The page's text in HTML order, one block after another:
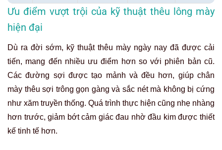
Ưu điểm vượt trội của kỹ thuật thêu lông mày
hiện đại
Dù ra đời sớm, kỹ thuật thêu mày ngày nay đã được cải
tiến, mang đến nhiều ưu điểm hơn so với phiên bản cũ.
Các đường sợi được tạo mảnh và đều hơn, giúp chân
mày thêu sợi trông gọn gàng và sắc nét mà không bị cứng
như xăm truyền thống. Quá trình thực hiện cũng nhẹ nhàng
hơn trước, giảm bớt cảm giác đau nhờ đầu kim được thiết
kế tinh tế hơn.